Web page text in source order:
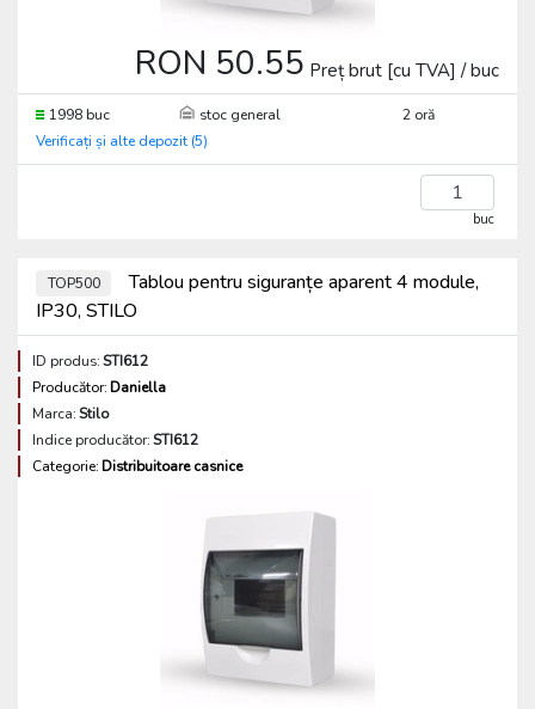
RON 50.55 Preț brut [cu TVA] / buc
1998 buc stoc general
2 oră
Verificați și alte depozit (5)
buc
TOP500
Tablou pentru siguranțe aparent 4 module,
IP30, STILO
ID produs:STI612
Producător:Daniella
Marca:Stilo
Indice producător:STI612
Categorie:Distribuitoare casnice